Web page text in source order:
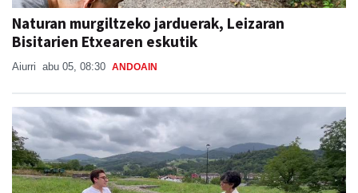
Naturan murgiltzeko jarduerak, Leizaran
Bisitarien Etxearen eskutik
Aiurri abu 05, 08:30 ANDOAIN